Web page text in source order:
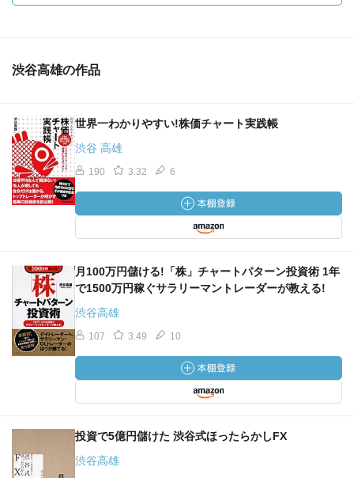
渋谷高雄の作品
世界一わかりやすい!株価チャート実践帳
渋谷 高雄
190 3.32 6
月100万円儲ける!「株」チャートパターン投資術 1年
で1500万円稼ぐサラリーマントレーダーが教える!
渋谷高雄
107 3.49 10
投資で5億円儲けた 渋谷式ほったらかしFX
渋谷高雄